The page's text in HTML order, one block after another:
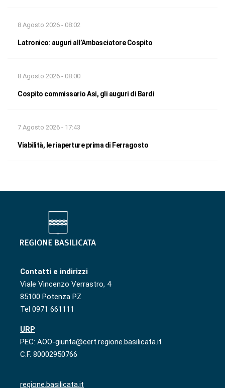
8 Agosto 2026 - 08:02
Latronico: auguri all’Ambasciatore Cospito
8 Agosto 2026 - 08:00
Cospito commissario Asi, gli auguri di Bardi
7 Agosto 2026 - 17:43
Viabilità, le riaperture prima di Ferragosto
Contatti e indirizzi
Viale Vincenzo Verrastro, 4
85100 Potenza PZ
Tel 0971 661111
URP
PEC: AOO-giunta@cert.regione.basilicata.it
C.F. 80002950766
regione.basilicata.it